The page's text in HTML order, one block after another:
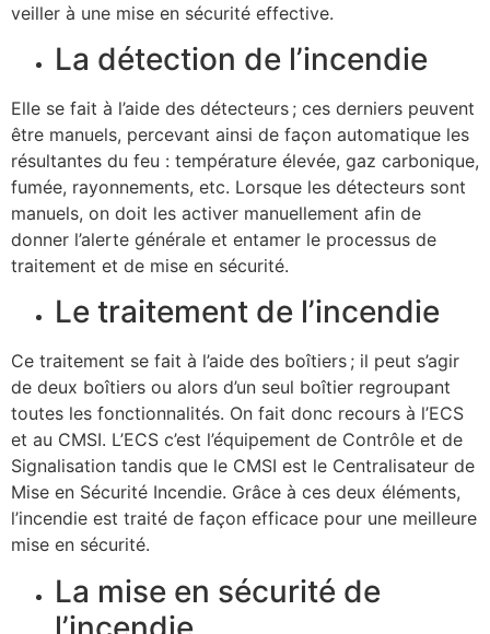
veiller à une mise en sécurité effective.
La détection de l’incendie
Elle se fait à l’aide des détecteurs ; ces derniers peuvent
être manuels, percevant ainsi de façon automatique les
résultantes du feu : température élevée, gaz carbonique,
fumée, rayonnements, etc. Lorsque les détecteurs sont
manuels, on doit les activer manuellement afin de
donner l’alerte générale et entamer le processus de
traitement et de mise en sécurité.
Le traitement de l’incendie
Ce traitement se fait à l’aide des boîtiers ; il peut s’agir
de deux boîtiers ou alors d’un seul boîtier regroupant
toutes les fonctionnalités. On fait donc recours à l’ECS
et au CMSI. L’ECS c’est l’équipement de Contrôle et de
Signalisation tandis que le CMSI est le Centralisateur de
Mise en Sécurité Incendie. Grâce à ces deux éléments,
l’incendie est traité de façon efficace pour une meilleure
mise en sécurité.
La mise en sécurité de